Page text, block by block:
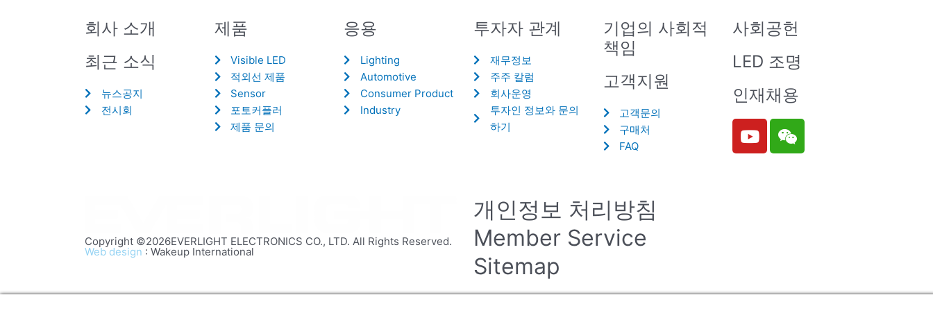
회사 소개
최근 소식
뉴스공지
전시회
제품
Visible LED
적외선 제품
Sensor
포토커플러
제품 문의
응용
Lighting
Automotive
Consumer Product
Industry
투자자 관계
재무정보
주주 칼럼
회사운영
투자인 정보와 문의
하기
기업의 사회적
책임
고객지원
고객문의
구매처
FAQ
사회공헌
LED 조명
인재채용
Y
o
W
e
Copyright ©2026EVERLIGHT ELECTRONICS CO., LTD. All Rights Reserved.
Web design : Wakeup International
개인정보 처리방침
Member Service
Sitemap